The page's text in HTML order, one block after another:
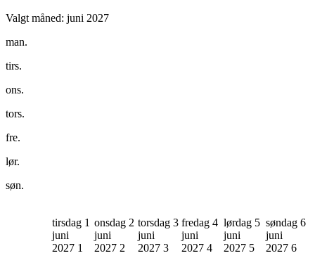
Valgt måned: juni 2027
man.
tirs.
ons.
tors.
fre.
lør.
søn.
tirsdag 1
juni
2027 1
onsdag 2
juni
2027 2
torsdag 3
juni
2027 3
fredag 4
juni
2027 4
lørdag 5
juni
2027 5
søndag 6
juni
2027 6